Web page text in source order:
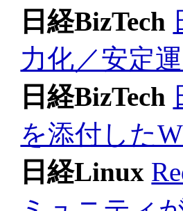
日経BizTech
力化／安定
日経BizTech
を添付した
日経Linux